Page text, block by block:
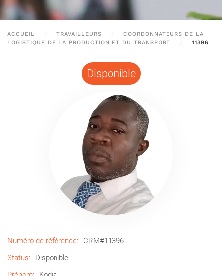
ACCUEIL TRAVAILLEURS
COORDONNATEURS DE LA
LOGISTIQUE DE LA PRODUCTION ET DU TRANSPORT
11396
Disponible
Numéro de référence:
CRM#11396
Status:
Disponible